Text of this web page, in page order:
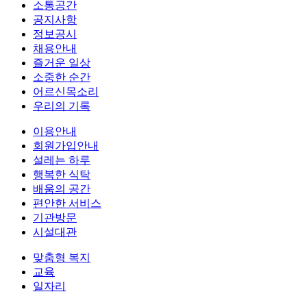
소통공간
공지사항
정보공시
채용안내
즐거운 일상
소중한 순간
어르신목소리
우리의 기록
이용안내
회원가입안내
설레는 하루
행복한 식탁
배움의 공간
편안한 서비스
기관방문
시설대관
맞춤형 복지
교육
일자리